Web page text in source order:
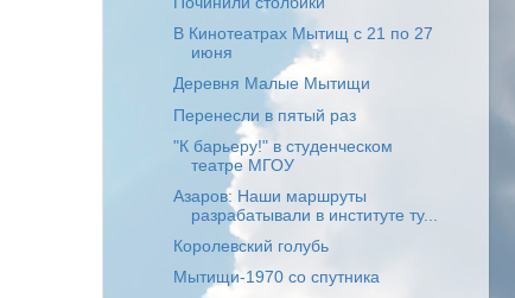
В Кинотеатрах Мытищ с 21 по 27
июня
Деревня Малые Мытищи
Перенесли в пятый раз
"К барьеру!" в студенческом
театре МГОУ
Азаров: Наши маршруты
разрабатывали в институте ту...
Королевский голубь
Мытищи-1970 со спутника